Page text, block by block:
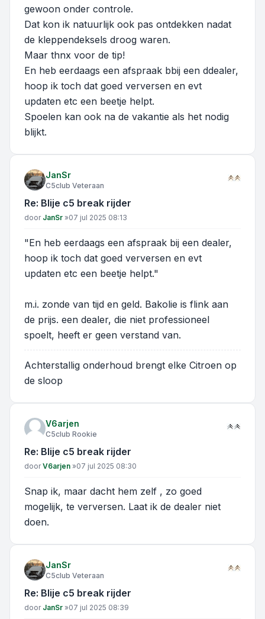
gewoon onder controle.
Dat kon ik natuurlijk ook pas ontdekken nadat
de kleppendeksels droog waren.
Maar thnx voor de tip!
En heb eerdaags een afspraak bbij een ddealer,
hoop ik toch dat goed verversen en evt
updaten etc een beetje helpt.
Spoelen kan ook na de vakantie als het nodig
blijkt.
JanSr
C5club Veteraan
Re: Blije c5 break rijder
Bericht
door JanSr »07 jul 2025 08:13
"En heb eerdaags een afspraak bij een dealer,
hoop ik toch dat goed verversen en evt
updaten etc een beetje helpt."
m.i. zonde van tijd en geld. Bakolie is flink aan
de prijs. een dealer, die niet professioneel
spoelt, heeft er geen verstand van.
Achterstallig onderhoud brengt elke Citroen op
de sloop
V6arjen
C5club Rookie
Re: Blije c5 break rijder
Bericht
doorV6arjen »07 jul 2025 08:30
Snap ik, maar dacht hem zelf , zo goed
mogelijk, te verversen. Laat ik de dealer niet
doen.
JanSr
C5club Veteraan
Re: Blije c5 break rijder
Bericht
door JanSr »07 jul 2025 08:39